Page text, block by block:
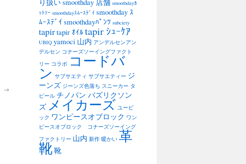
→
り扱い smoothday 店舗 smoothdayｶ
ｯﾄｿｰ smoothdayｽﾑｰｽﾃﾞｲ smoothday ｽ
ﾑｰｽﾃﾞｲ smoothdayﾊﾟﾝﾂ subciety
tapirtapir ｵｲﾙ tapir ｼｭｰｹｱ
UBIQ yamoci 山内 アンデルセンアン
デルセン コナーズソーイングファクト
リー コラボ コードバ
ン サブサエティ サブサエティー ジ
ーンズ ジーンズ色落ち スニーカー タ
ピール チノパン バズリクソン
ズ メイカーズ ユービ
ック ワンピースオブロック ワン
ピースオブロック コナーズソーイング
ファクトリー 山内 新作 暖かい 革
靴靴